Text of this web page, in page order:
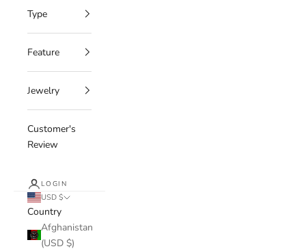
Type
Feature
Jewelry
Customer's
Review
LOGIN
USD $
Country
Afghanistan
(USD $)